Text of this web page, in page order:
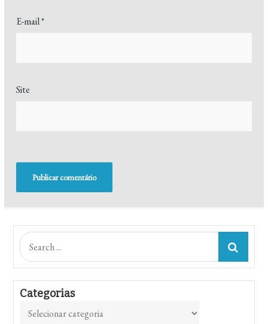
E-mail*
Site
Search
for:
Categorias
Categorias